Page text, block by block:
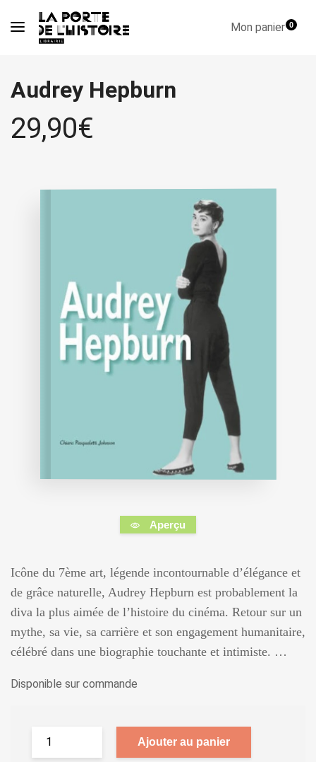
Mon panier0
Audrey Hepburn
29,90€
Aperçu
Icône du 7ème art, légende incontournable d’élégance et
de grâce naturelle, Audrey Hepburn est probablement la
diva la plus aimée de l’histoire du cinéma. Retour sur un
mythe, sa vie, sa carrière et son engagement humanitaire,
célébré dans une biographie touchante et intimiste. …
Disponible sur commande
Ajouter au panier